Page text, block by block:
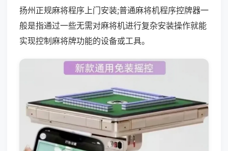
扬州正规麻将程序上门安装;普通麻将机程序控牌器一
般是指通过一些无需对麻将机进行复杂安装操作就能
实现控制麻将牌功能的设备或工具。